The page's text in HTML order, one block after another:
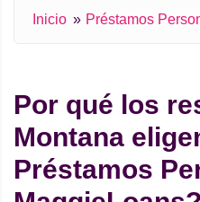
Inicio Préstamos
Por qué los
Montana
Préstamos